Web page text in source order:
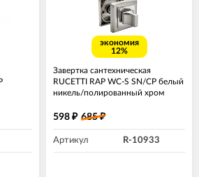
экономия
12%
Завертка сантехническая
RUCETTI RAP WC-S SN/CP белый
никель/полированный хром
598 ₽ 685₽
Артикул R-10933